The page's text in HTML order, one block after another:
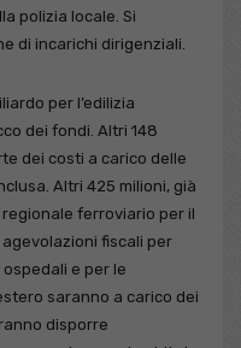
polizia locale. Si
di incarichi dirigenziali.
per l’edilizia
dei fondi. Altri 148
dei costi a carico delle
Altri 425 milioni, già
ferroviario per il
agevolazioni fiscali per
e per le
saranno a carico dei
disporre